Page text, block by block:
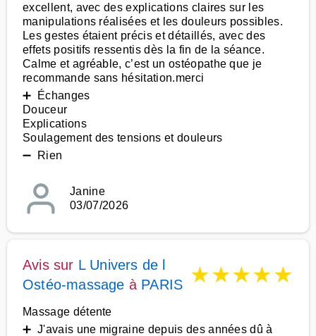
excellent, avec des explications claires sur les
manipulations réalisées et les douleurs possibles.
Les gestes étaient précis et détaillés, avec des
effets positifs ressentis dès la fin de la séance.
Calme et agréable, c’est un ostéopathe que je
recommande sans hésitation.merci
➕ Échanges
Douceur
Explications
Soulagement des tensions et douleurs
➖ Rien
Janine
03/07/2026
Avis sur L Univers de l
Ostéo-massage à PARIS ★★★★★
Massage détente
➕ J'avais une migraine depuis des années dû à